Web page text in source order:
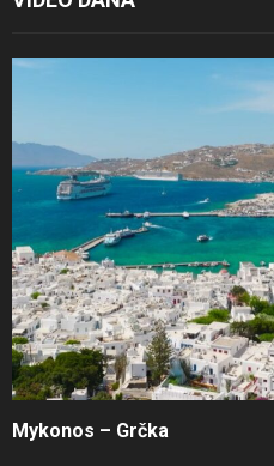
Mykonos – Grčka